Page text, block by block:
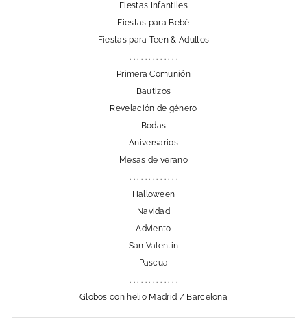
Fiestas Infantiles
Fiestas para Bebé
Fiestas para Teen & Adultos
. . . . . . . . . . . . .
Primera Comunión
Bautizos
Revelación de género
Bodas
Aniversarios
Mesas de verano
. . . . . . . . . . . . .
Halloween
Navidad
Adviento
San Valentin
Pascua
Globos con helio Madrid / Barcelona